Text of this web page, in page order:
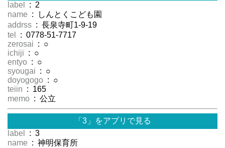
label
: 2
name : しんとくこども園
addrss : 長泉寺町1-9-19
tel
: 0778-51-7717
zerosai : ○
ichiji : ○
entyo : ○
syougai : ○
doyogogo : ○
teiin : 165
memo : 公立
「3」をアプリで見る
label
: 3
name : 神明保育所